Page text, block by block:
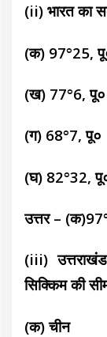
(ii) भारत का
(क) 97°25,
(ख) 77°6, पू०
(ग) 68°7, पू०
(घ) 82°32,
उत्तर –
(iii)
सिक्किम की
(क) चीन